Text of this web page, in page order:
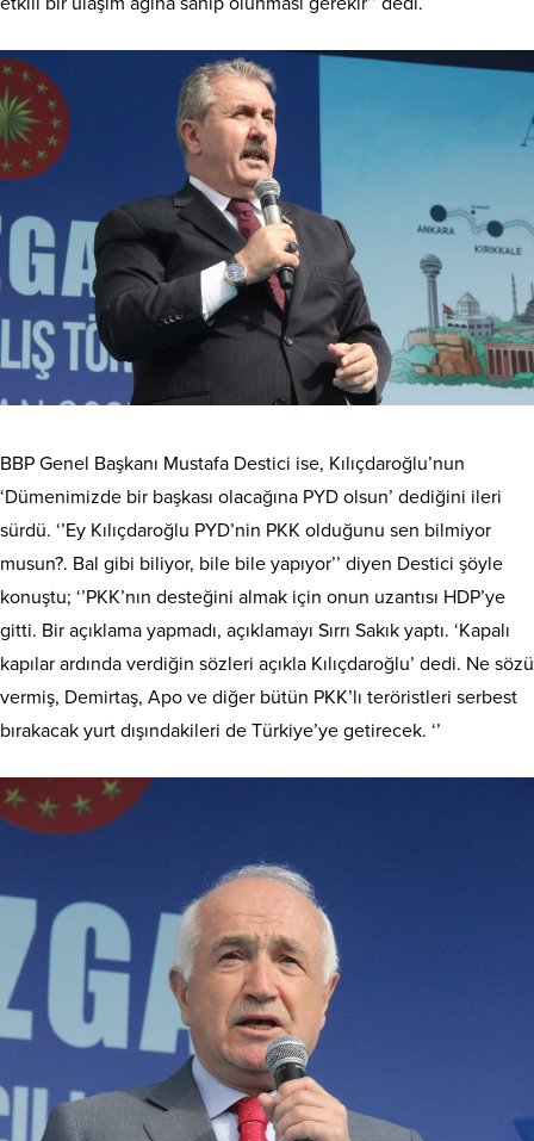
BBP Genel Başkanı Mustafa Destici ise, Kılıçdaroğlu’nun
‘Dümenimizde bir başkası olacağına PYD olsun’ dediğini ileri
sürdü. ‘’Ey Kılıçdaroğlu PYD’nin PKK olduğunu sen bilmiyor
musun?. Bal gibi biliyor, bile bile yapıyor’’ diyen Destici şöyle
konuştu; ‘’PKK’nın desteğini almak için onun uzantısı HDP’ye
gitti. Bir açıklama yapmadı, açıklamayı Sırrı Sakık yaptı. ‘Kapalı
kapılar ardında verdiğin sözleri açıkla Kılıçdaroğlu’ dedi. Ne sözü
vermiş, Demirtaş, Apo ve diğer bütün PKK’lı teröristleri serbest
bırakacak yurt dışındakileri de Türkiye’ye getirecek. ‘’